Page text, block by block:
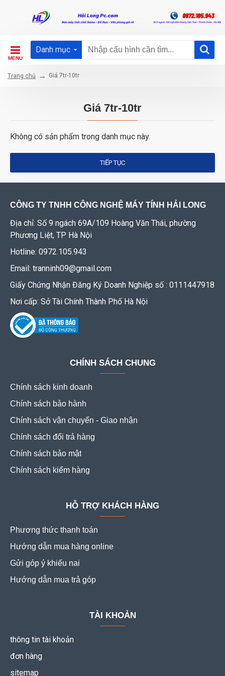
Danh mục
Trang chủ Giá 7tr-10tr
Giá 7tr-10tr
Không có sản phẩm trong danh mục này.
TIẾP TỤC
CÔNG TY TNHH CÔNG NGHỆ MÁY TÍNH HẢI LONG
Địa chỉ: Số 9 ngách 69A/109 Hoàng Văn Thái, phường
Phương Liệt, TP Hà Nội
Hotline: 0972.105.943
Email: tranninh09@gmail.com
Giấy Chứng Nhận Đăng Ký Doanh Nghiệp số : 0111447918
Nơi cấp: Sở Tài Chính Thành Phố Hà Nội
CHÍNH SÁCH CHUNG
Chính sách kinh doanh
Chính sách bảo hành
Chính sách vận chuyển - Giao nhận
Chính sách đổi trả hàng
Chính sách bảo mật
Chính sách kiểm hàng
HỖ TRỢ KHÁCH HÀNG
Phương thức thanh toán
Hướng dẫn mua hàng online
Gửi góp ý khiếu nai
Hướng dẫn mua trả góp
TÀI KHOẢN
thông tin tài khoản
đơn hàng
sitemap